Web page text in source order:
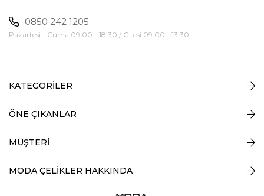
0850 242 1205
Pazartesi - Cuma 09:00 - 18:30 / C.tesi 09:00 - 13:30
KATEGORİLER
ÖNE ÇIKANLAR
MÜŞTERİ
MODA ÇELİKLER HAKKINDA